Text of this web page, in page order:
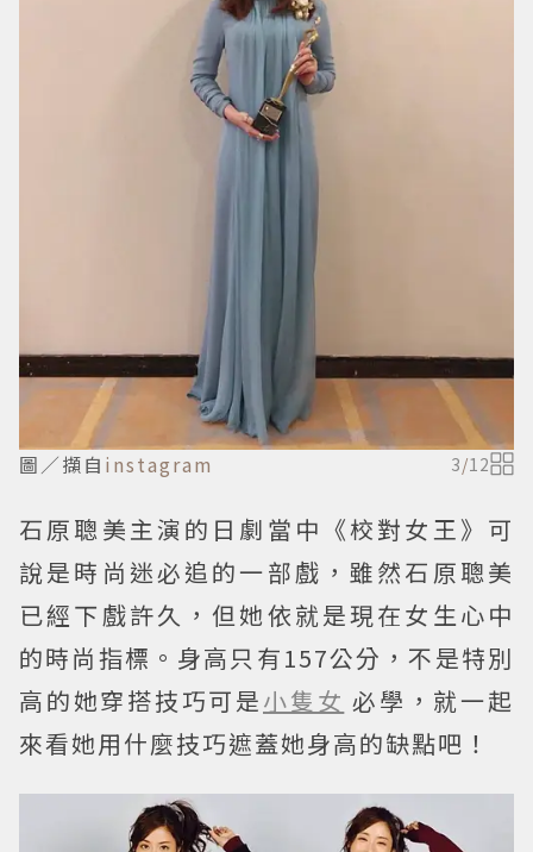
圖／擷自 instagram 3/12
石原聰美主演的日劇當中《校對女王》可
說是時尚迷必追的一部戲，雖然石原聰美
已經下戲許久，但她依就是現在女生心中
的時尚指標。身高只有157公分，不是特別
高的她穿搭技巧可是小隻女 必學，就一起
來看她用什麼技巧遮蓋她身高的缺點吧！